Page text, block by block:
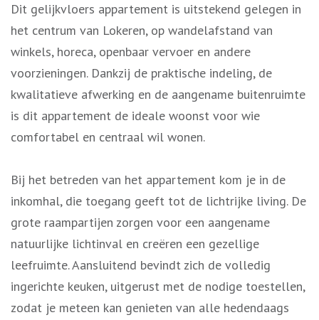
Dit gelijkvloers appartement is uitstekend gelegen in
het centrum van Lokeren, op wandelafstand van
winkels, horeca, openbaar vervoer en andere
voorzieningen. Dankzij de praktische indeling, de
kwalitatieve afwerking en de aangename buitenruimte
is dit appartement de ideale woonst voor wie
comfortabel en centraal wil wonen.
Bij het betreden van het appartement kom je in de
inkomhal, die toegang geeft tot de lichtrijke living. De
grote raampartijen zorgen voor een aangename
natuurlijke lichtinval en creëren een gezellige
leefruimte. Aansluitend bevindt zich de volledig
ingerichte keuken, uitgerust met de nodige toestellen,
zodat je meteen kan genieten van alle hedendaags